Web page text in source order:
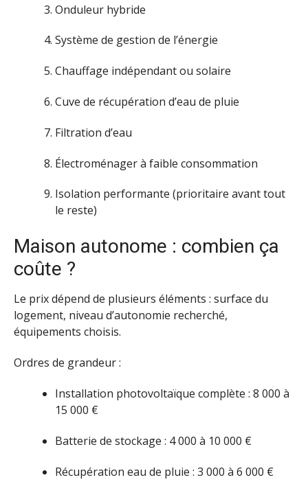
Onduleur hybride
Système de gestion de l’énergie
Chauffage indépendant ou solaire
Cuve de récupération d’eau de pluie
Filtration d’eau
Électroménager à faible consommation
Isolation performante (prioritaire avant tout
le reste)
Maison autonome : combien ça
coûte ?
Le prix dépend de plusieurs éléments : surface du
logement, niveau d’autonomie recherché,
équipements choisis.
Ordres de grandeur :
Installation photovoltaïque complète : 8 000 à
15 000 €
Batterie de stockage : 4 000 à 10 000 €
Récupération eau de pluie : 3 000 à 6 000 €